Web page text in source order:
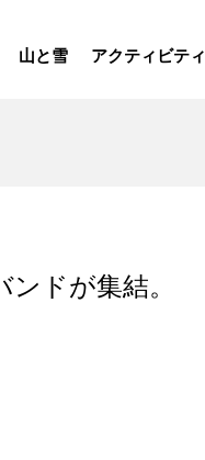
山と雪 アクティビティ
ドが集結。